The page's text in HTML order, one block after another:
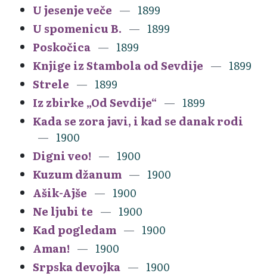
U jesenje veče
1899
U spomenicu B.
1899
Poskočica
1899
Knjige iz Stambola od Sevdije
1899
Strele
1899
Iz zbirke „Od Sevdije“
1899
Kada se zora javi, i kad se danak rodi
1900
Digni veo!
1900
Kuzum džanum
1900
Ašik-Ajše
1900
Ne ljubi te
1900
Kad pogledam
1900
Aman!
1900
Srpska devojka
1900